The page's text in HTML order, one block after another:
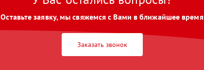
Оставьте заявку, мы свяжемся с Вами в ближайшее время
Заказать звонок